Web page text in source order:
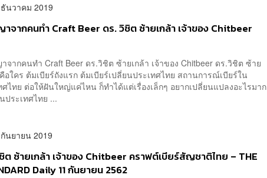
นวาคม 2019
จากคนทำ Craft Beer ดร. วิชิต ซ้ายเกล้า เจ้าของ Chitbeer
จากคนทำ Craft Beer ดร.วิชิต ซ้ายเกล้า เจ้าของ Chitbeer ดร.วิชิต ซ้าย
อใคร ต้มเบียร์ถังแรก ต้มเบียร์เปลี่ยนประเทศไทย สถานการณ์เบียร์ใน
ศไทย ต่อให้ฝันใหญ่แค่ไหน ก็ทำได้แต่เรื่องเล็กๆ อยากเปลี่ยนแปลงอะไรมาก
ประเทศไทย ...
นยายน 2019
ต ซ้ายเกล้า เจ้าของ Chitbeer คราฟต์เบียร์สัญชาติไทย – THE
Daily 11 กันยายน 2562